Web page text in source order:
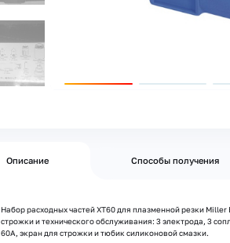
Описание Способы получения
Набор расходных частей XT60 для плазменной резки
строжки и технического обслуживания: 3 электрода, 3
60А, экран для строжки и тюбик силиконовой смазки.